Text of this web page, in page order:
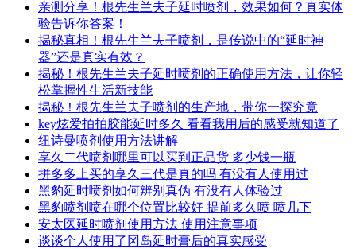
亲测分享！根先生兰夫子延时喷剂，效果如何？真实体
验告诉你答案！
揭秘真相！根先生兰夫子喷剂，是传说中的“延时神
器”还是真实有效？
揭秘！根先生兰夫子延时喷剂的正确使用方法，让你轻
松掌握性生活新技能
揭秘！根先生兰夫子喷剂的生产地，带你一探究竟
key炫爱拍拍胶能延时多久 看看我用后的感受就知道了
纽诗曼喷剂使用方法讲解
享久二代喷剂哪里可以买到正品货 多少钱一瓶
拼多多上买的享久三代是真的吗 有没有人使用过
黑豹延时喷剂如何辨别真伪 有没有人体验过
黑豹喷剂喷在哪个位置比较好 提前多久喷 喷几下
安太医延时喷剂使用方法 使用注意事项
谈谈个人使用了冈岛延时膏后的真实感受